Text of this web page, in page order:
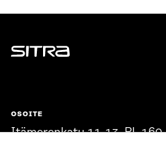
Sitra
OSOITE
Itämerenkatu 11-13, PL 160,